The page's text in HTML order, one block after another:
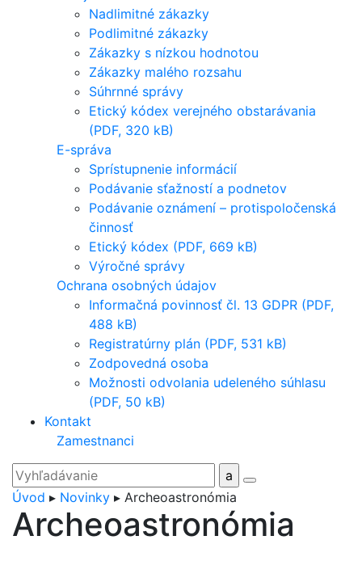
Nadlimitné zákazky
Podlimitné zákazky
Zákazky s nízkou hodnotou
Zákazky malého rozsahu
Súhrnné správy
Etický kódex verejného obstarávania
(PDF, 320 kB)
E-správa
Sprístupnenie informácií
Podávanie sťažností a podnetov
Podávanie oznámení – protispoločenská
činnosť
Etický kódex (PDF, 669 kB)
Výročné správy
Ochrana osobných údajov
Informačná povinnosť čl. 13 GDPR (PDF,
488 kB)
Registratúrny plán (PDF, 531 kB)
Zodpovedná osoba
Možnosti odvolania udeleného súhlasu
(PDF, 50 kB)
Kontakt
Zamestnanci
Úvod ▸ Novinky ▸ Archeoastronómia
Archeoastronómia